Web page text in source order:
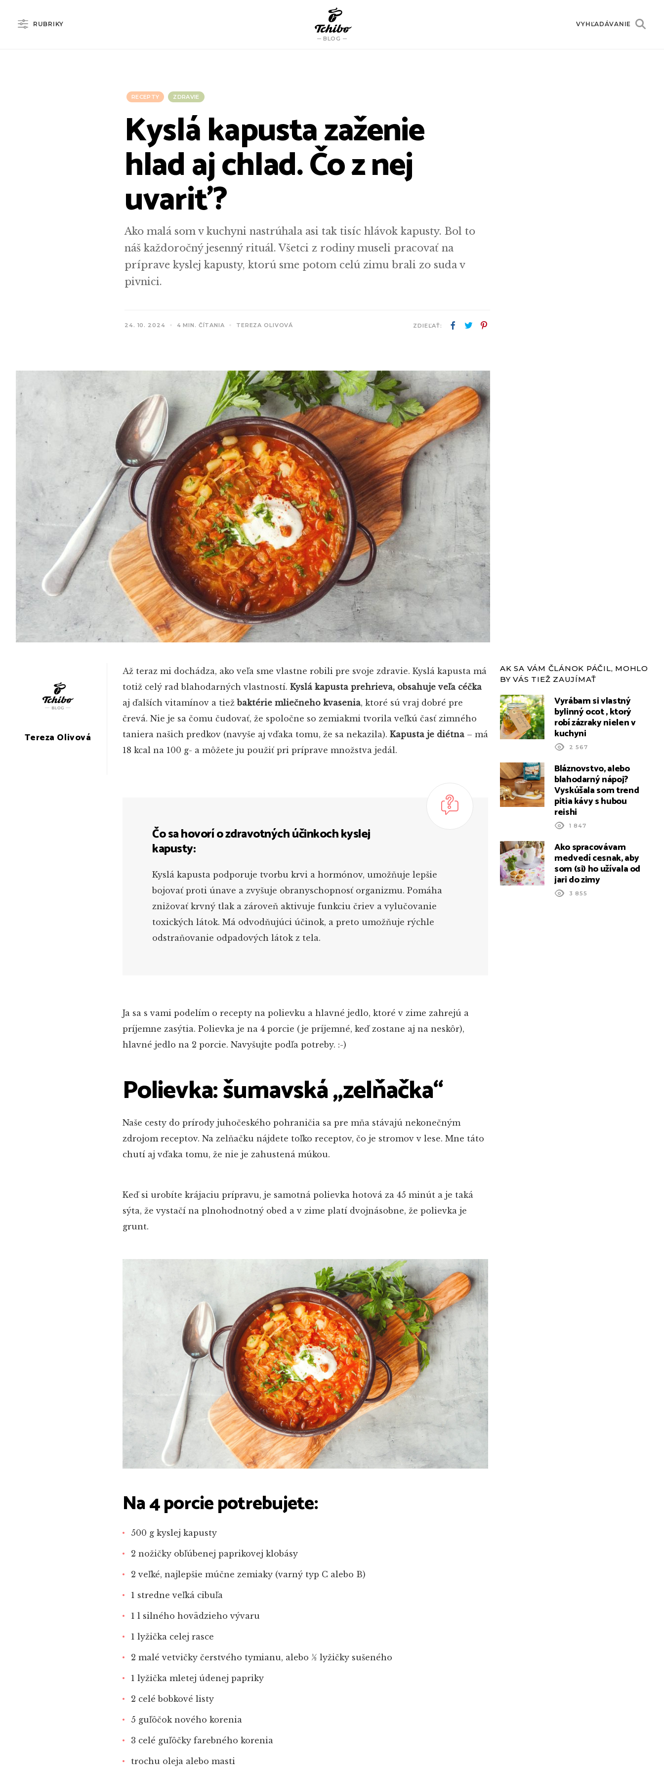
RUBRIKY
BLOG
VYHĽADÁVANIE
RECEPTY ZDRAVIE
Kyslá kapusta zaženie
hlad aj chlad. Čo z nej
uvariť?
Ako malá som v kuchyni nastrúhala asi tak tisíc hlávok kapusty. Bol to
náš každoročný jesenný rituál. Všetci z rodiny museli pracovať na
príprave kyslej kapusty, ktorú sme potom celú zimu brali zo suda v
pivnici.
24. 10. 2024 4 MIN. ČÍTANIA TEREZA OLIVOVÁ ZDIEĽAŤ:
Tereza Olivová
Až teraz mi dochádza, ako veľa sme vlastne robili pre svoje zdravie. Kyslá kapusta má
totiž celý rad blahodarných vlastností. Kyslá kapusta prehrieva, obsahuje veľa céčka
aj ďalších vitamínov a tiežbaktérie mliečneho kvasenia, ktoré sú vraj dobré pre
črevá. Nie je sa čomu čudovať, že spoločne so zemiakmi tvorila veľkú časť zimného
taniera našich predkov (navyše aj vďaka tomu, že sa nekazila). Kapusta je diétna – má
18 kcal na 100 g- a môžete ju použiť pri príprave množstva jedál.
Čo sa hovorí o zdravotných účinkoch kyslej
kapusty:
Kyslá kapusta podporuje tvorbu krvi a hormónov, umožňuje lepšie
bojovať proti únave a zvyšuje obranyschopnosť organizmu. Pomáha
znižovať krvný tlak a zároveň aktivuje funkciu čriev a vylučovanie
toxických látok. Má odvodňujúci účinok, a preto umožňuje rýchle
odstraňovanie odpadových látok z tela.
Ja sa s vami podelím o recepty na polievku a hlavné jedlo, ktoré v zime zahrejú a
príjemne zasýtia. Polievka je na 4 porcie (je príjemné, keď zostane aj na neskôr),
hlavné jedlo na 2 porcie. Navyšujte podľa potreby. :-)
Polievka: šumavská „zelňačka“
Naše cesty do prírody juhočeského pohraničia sa pre mňa stávajú nekonečným
zdrojom receptov. Na zelňačku nájdete toľko receptov, čo je stromov v lese. Mne táto
chutí aj vďaka tomu, že nie je zahustená múkou.
Keď si urobíte krájaciu prípravu, je samotná polievka hotová za 45 minút a je taká
sýta, že vystačí na plnohodnotný obed a v zime platí dvojnásobne, že polievka je
grunt.
Na 4 porcie potrebujete:
500 g kyslej kapusty
2 nožičky obľúbenej paprikovej klobásy
2 veľké, najlepšie múčne zemiaky (varný typ C alebo B)
1 stredne veľká cibuľa
1 l silného hovädzieho vývaru
1 lyžička celej rasce
2 malé vetvičky čerstvého tymianu, alebo ½ lyžičky sušeného
1 lyžička mletej údenej papriky
2 celé bobkové listy
5 guľôčok nového korenia
3 celé guľôčky farebného korenia
trochu oleja alebo masti
AK SA VÁM ČLÁNOK PÁČIL, MOHLO
BY VÁS TIEŽ ZAUJÍMAŤ
Vyrábam si vlastný
bylinný ocot , ktorý
robí zázraky nielen v
kuchyni
2 567
Bláznovstvo, alebo
blahodarný nápoj?
Vyskúšala som trend
pitia kávy s hubou
reishi
1 847
Ako spracovávam
medvedí cesnak, aby
som (si) ho užívala od
jari do zimy
3 855